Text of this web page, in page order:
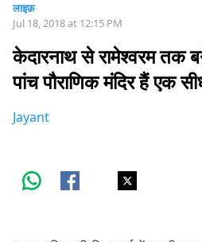
लाइफ़
Jul 18, 2018 at 12:15 PM
केदारनाथ से रामेश्वरम तक
पांच पौराणिक मंदिर हैं एक
Jayant